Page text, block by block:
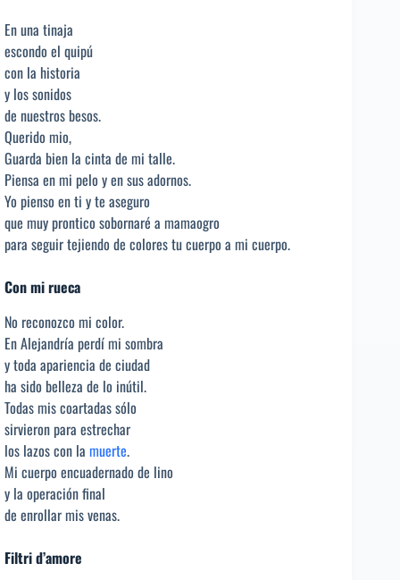
En una tinaja
escondo el quipú
con la historia
y los sonidos
de nuestros besos.
Querido mio,
Guarda bien la cinta de mi talle.
Piensa en mi pelo y en sus adornos.
Yo pienso en ti y te aseguro
que muy prontico sobornaré a mamaogro
para seguir tejiendo de colores tu cuerpo a mi cuerpo.
Con mi rueca
No reconozco mi color.
En Alejandría perdí mi sombra
y toda apariencia de ciudad
ha sido belleza de lo inútil.
Todas mis coartadas sólo
sirvieron para estrechar
los lazos con la muerte.
Mi cuerpo encuadernado de lino
y la operación final
de enrollar mis venas.
Filtri d’amore